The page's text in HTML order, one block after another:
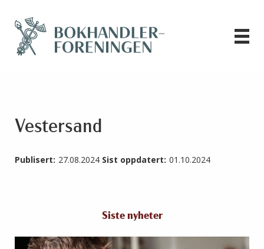
Vestersand
Publisert: 27.08.2024 Sist oppdatert: 01.10.2024
Siste nyheter